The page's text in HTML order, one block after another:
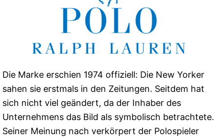
Die Marke erschien 1974 offiziell: Die New Yorker
sahen sie erstmals in den Zeitungen. Seitdem hat
sich nicht viel geändert, da der Inhaber des
Unternehmens das Bild als symbolisch betrachtete.
Seiner Meinung nach verkörpert der Polospieler